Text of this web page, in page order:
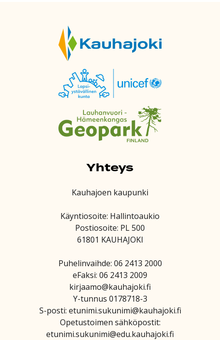
Yhteys
Kauhajoen kaupunki
Käyntiosoite: Hallintoaukio
Postiosoite: PL 500
61801 KAUHAJOKI
Puhelinvaihde: 06 2413 2000
eFaksi: 06 2413 2009
kirjaamo@kauhajoki.fi
Y-tunnus 0178718-3
S-posti: etunimi.sukunimi@kauhajoki.fi
Opetustoimen sähköpostit:
etunimi.sukunimi@edu.kauhajoki.fi